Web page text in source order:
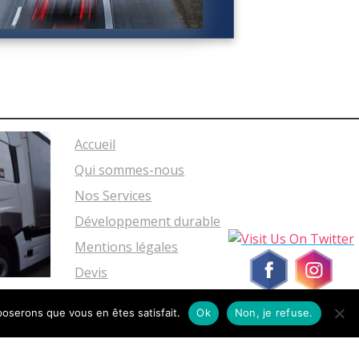
Accueil
Qui sommes-nous
Nos Services
Développement durable
Mentions légales
Devis
que vous en êtes satisfait. Ok Non, je refuse.